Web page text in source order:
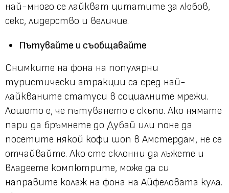
най-много се лайкват цитатите за любов,
секс, лидерство и величие.
Пътувайте и съобщавайте
Снимките на фона на популярни
туристически атракции са сред най-
лайкваните статуси в социалните мрежи.
Лошото е, че пътуването е скъпо. Ако нямате
пари да бръмнете до Дубай или поне да
посетите някой кофи шоп в Амстердам, не се
отчайвайте. Ако сте склонни да лъжете и
владеете компютрите, може да си
направите колаж на фона на Айфеловата кула.